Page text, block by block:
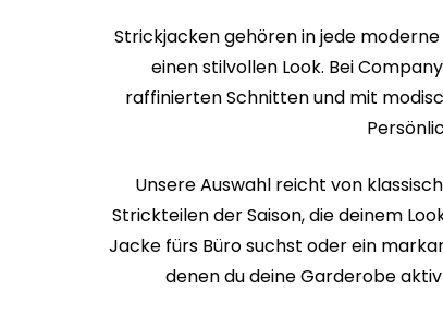
Strickjacken gehören in jede
einen stilvollen Look. Bei
raffinierten Schnitten und mit
Unsere Auswahl reicht von
Strickteilen der Saison, die deinem
Jacke fürs Büro suchst oder ein
denen du deine Garderobe